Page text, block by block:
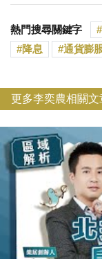
熱門搜尋關鍵字
降息
通貨膨
更多李奕農相關文